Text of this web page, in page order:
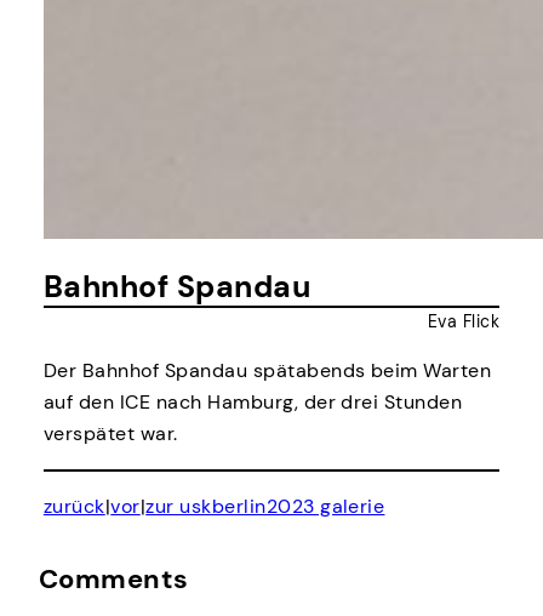
Bahnhof Spandau
Eva Flick
Der Bahnhof Spandau spätabends beim Warten
auf den ICE nach Hamburg, der drei Stunden
verspätet war.
zurück|vor|zur uskberlin2023 galerie
Comments